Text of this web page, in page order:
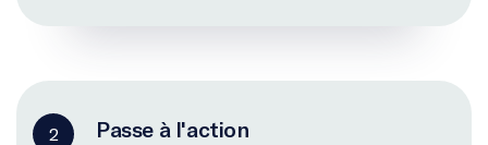
2
Passe à l'action